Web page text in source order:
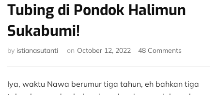
Tubing di Pondok Halimun
Sukabumi!
by istianasutanti on October 12, 2022 48 Comments
Tahun
Bisa
Iya, waktu Nawa berumur tiga tahun, eh bahkan tiga